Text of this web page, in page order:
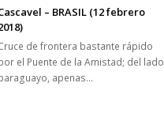
– BRASIL (12 febrero
de frontera bastante rápido
el Puente de la Amistad; del lado
apenas…